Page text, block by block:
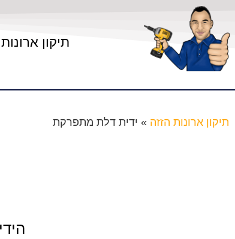
תיקון
תיקון ארונות הזזה » ידית דלת מתפרקת